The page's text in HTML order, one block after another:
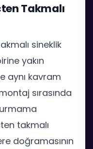
Takmalı
sineklik
yakın
aynı kavram
sırasında
takmalı
doğramasının